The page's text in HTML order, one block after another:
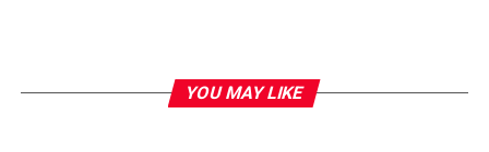
YOU MAY LIKE